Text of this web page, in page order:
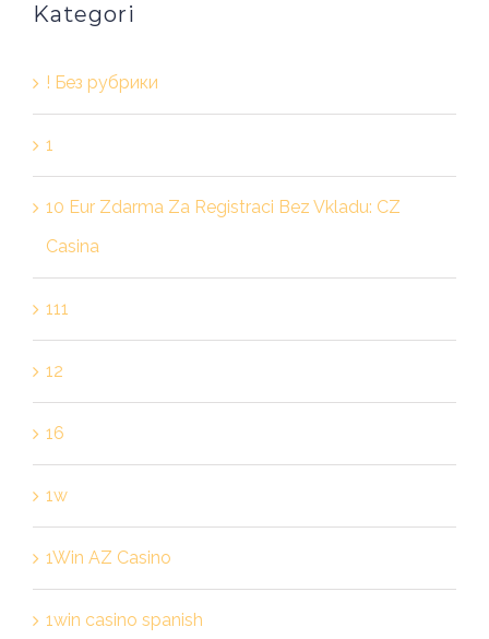
Kategori
! Без рубрики
1
10 Eur Zdarma Za Registraci Bez Vkladu: CZ
Casina
111
12
16
1w
1Win AZ Casino
1win casino spanish